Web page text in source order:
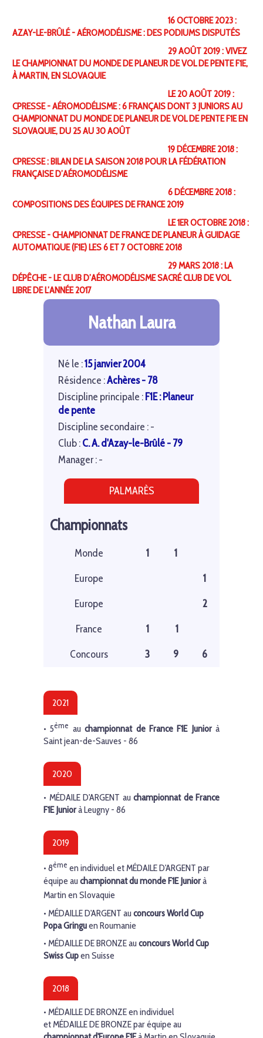
16 OCTOBRE 2023 :
AZAY-LE-BRÛLÉ - AÉROMODÉLISME : DES PODIUMS DISPUTÉS
29 AOÛT 2019 : VIVEZ
LE CHAMPIONNAT DU MONDE DE PLANEUR DE VOL DE PENTE F1E,
À MARTIN, EN SLOVAQUIE
LE 20 AOÛT 2019 :
CPRESSE - AÉROMODÉLISME : 6 FRANÇAIS DONT 3 JUNIORS AU
CHAMPIONNAT DU MONDE DE PLANEUR DE VOL DE PENTE F1E EN
SLOVAQUIE, DU 25 AU 30 AOÛT
19 DÉCEMBRE 2018 :
CPRESSE : BILAN DE LA SAISON 2018 POUR LA FÉDÉRATION
FRANÇAISE D’AÉROMODÉLISME
6 DÉCEMBRE 2018 :
COMPOSITIONS DES ÉQUIPES DE FRANCE 2019
LE 1ER OCTOBRE 2018 :
CPRESSE - CHAMPIONNAT DE FRANCE DE PLANEUR À GUIDAGE
AUTOMATIQUE (F1E) LES 6 ET 7 OCTOBRE 2018
29 MARS 2018 : LA
DÉPÊCHE - LE CLUB D’AÉROMODÉLISME SACRÉ CLUB DE VOL
LIBRE DE L’ANNÉE 2017
Nathan Laura
Né le :15 janvier 2004
Résidence :Achères - 78
Discipline principale :F1E : Planeur
de pente
Discipline secondaire : -
Club :C. A. d'Azay-le-Brûlé - 79
Manager : -
PALMARÈS
Championnats
Monde 1
1
Europe
1
Europe
2
France
1
1
Concours
3 9 6
2021
• 5ème auchampionnat de France F1E Junior à
Saint jean-de-Sauves - 86
2020
• MÉDAILE D'ARGENT au championnat de France
F1E Juniorà Leugny - 86
2019
• 8ème en individuel etMÉDAILE D'ARGENT par
équipe au championnat du mondeF1E Juniorà
Martin en Slovaquie
• MÉDAILLED'ARGENT au concours World Cup
Popa Gringuen Roumanie
• MÉDAILLEDE BRONZEau concours World Cup
Swiss Cupen Suisse
2018
• MÉDAILLE DE BRONZEen individuel
etMÉDAILLE DE BRONZEpar équipe au